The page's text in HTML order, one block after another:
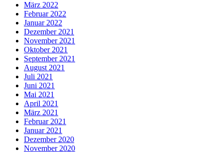
März 2022
Februar 2022
Januar 2022
Dezember 2021
November 2021
Oktober 2021
September 2021
August 2021
Juli 2021
Juni 2021
Mai 2021
April 2021
März 2021
Februar 2021
Januar 2021
Dezember 2020
November 2020